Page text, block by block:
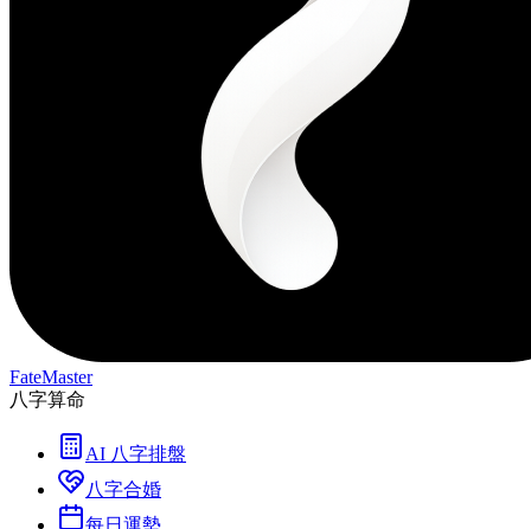
FateMaster
八字算命
AI 八字排盤
八字合婚
每日運勢